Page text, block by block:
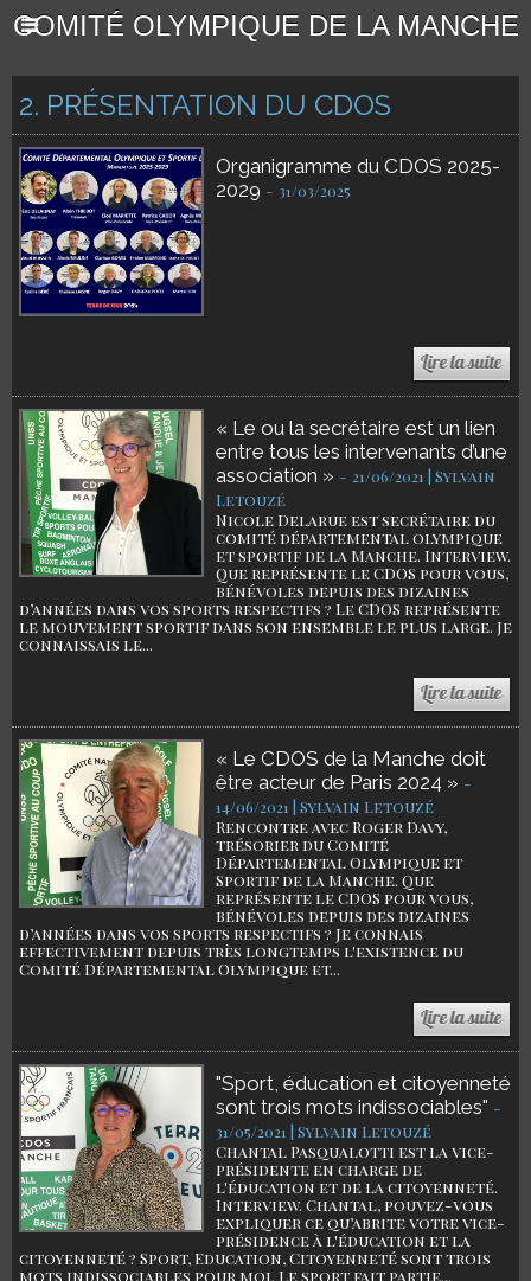
COMITÉ OLYMPIQUE DE LA MANCHE
2. PRÉSENTATION DU CDOS
Organigramme du CDOS 2025-
2029 - 31/03/2025
« Le ou la secrétaire est un lien
entre tous les intervenants d’une
association » - 21/06/2021 | Sylvain
Letouzé
Nicole Delarue est secrétaire du
comité départemental olympique
et sportif de la Manche. Interview.
Que représente le CDOS pour vous,
bénévoles depuis des dizaines
d’années dans vos sports respectifs ? Le CDOS représente
le mouvement sportif dans son ensemble le plus large. Je
connaissais le...
« Le CDOS de la Manche doit
être acteur de Paris 2024 » -
14/06/2021 | Sylvain Letouzé
Rencontre avec Roger Davy,
trésorier du Comité
Départemental Olympique et
Sportif de la Manche. Que
représente le CDOS pour vous,
bénévoles depuis des dizaines
d’années dans vos sports respectifs ? Je connais
effectivement depuis très longtemps l'existence du
Comité Départemental Olympique et...
"Sport, éducation et citoyenneté
sont trois mots indissociables" -
31/05/2021 | Sylvain Letouzé
Chantal Pasqualotti est la vice-
présidente en charge de
l'éducation et de la citoyenneté.
Interview. Chantal, pouvez-vous
expliquer ce qu’abrite votre vice-
présidence à l'éducation et la
citoyenneté ? Sport, Education, Citoyenneté sont trois
mots indissociables pour moi. Le sport fait partie...